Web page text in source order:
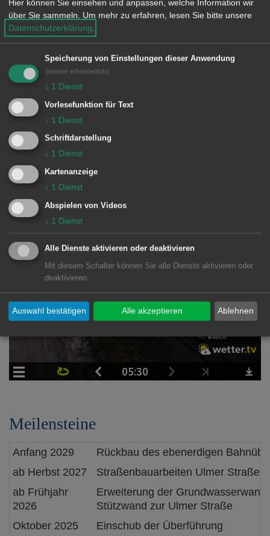
Meilensteine
Anfang 2029
Rückbau des ebenerdigen
ab Herbst 2027
Straßenbauarbeiten Ulmer Straße
ab Frühjahr
2026
Erweiterung der
Stützwand zur Ulmer Straße
Oktober 2025
Einschub der Überführung
Hier können Sie einsehen und anpassen, welche Information wir
über Sie sammeln.
Um mehr zu erfahren, lesen Sie bitte unsere
Datenschutzerklärung
Speicherung von Einstellungen dieser Anwendung
(immer erforderlich)
↓ 1 Dienst
Vorlesefunktion für Text
↓ 1 Dienst
Schriftdarstellung
↓ 1 Dienst
Kartenanzeige
↓ 1 Dienst
Abspielen von Videos
↓ 1 Dienst
Alle Dienste aktivieren oder deaktivieren
Mit diesem Schalter können Sie alle Dienste aktivieren oder
deaktivieren.
Ablehnen
Auswahl bestätigen Alle akzeptieren